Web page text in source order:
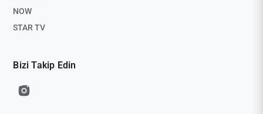
NOW
STAR TV
Bizi Takip Edin